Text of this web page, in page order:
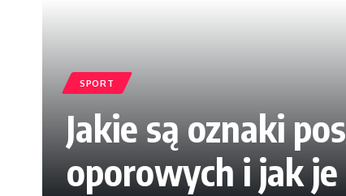
SPORT
Jakie są oznaki
oporowych i jak